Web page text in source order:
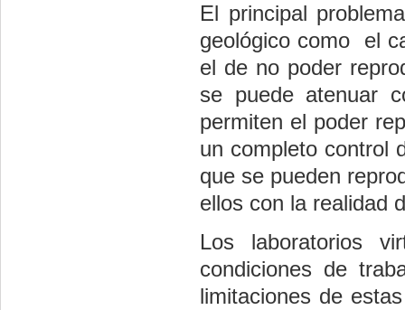
El principal
geológico como el
el de no poder
se puede atenuar
permiten el poder
un completo control
que se pueden
ellos con la realidad
Los laboratorios
condiciones de
limitaciones de